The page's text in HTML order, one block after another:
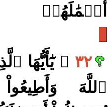
أَعۡمَٰلَهُمۡ
٣٢ ۞ يَٰٓأَيُّهَا
ٱللَّهَ